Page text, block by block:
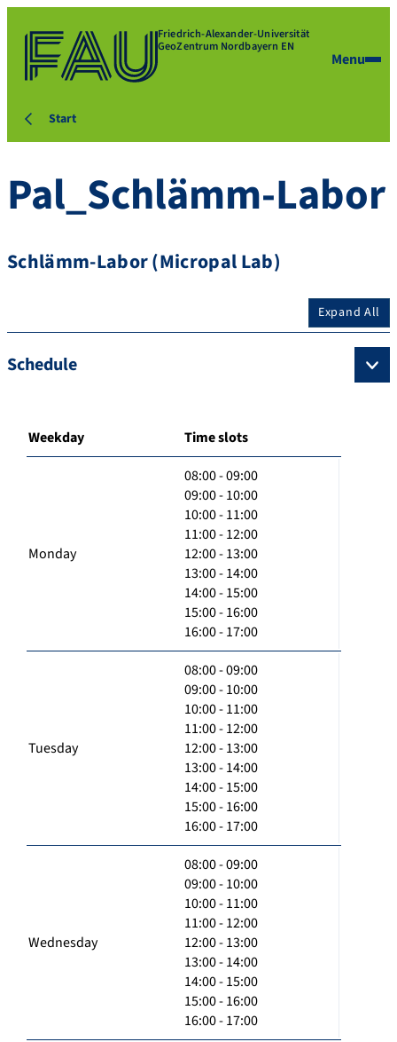
Friedrich-Alexander-Universität
GeoZentrum Nordbayern EN
Menu
Start
Pal_Schlämm-Labor
Schlämm-Labor (Micropal Lab)
Expand All
Schedule
Weekday Time slots
Monday
08:00 - 09:00
09:00 - 10:00
10:00 - 11:00
11:00 - 12:00
12:00 - 13:00
13:00 - 14:00
14:00 - 15:00
15:00 - 16:00
16:00 - 17:00
Tuesday
08:00 - 09:00
09:00 - 10:00
10:00 - 11:00
11:00 - 12:00
12:00 - 13:00
13:00 - 14:00
14:00 - 15:00
15:00 - 16:00
16:00 - 17:00
Wednesday
08:00 - 09:00
09:00 - 10:00
10:00 - 11:00
11:00 - 12:00
12:00 - 13:00
13:00 - 14:00
14:00 - 15:00
15:00 - 16:00
16:00 - 17:00